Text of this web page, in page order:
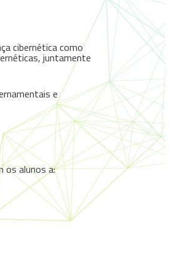
cibernética como
juntamente
e
os alunos a: